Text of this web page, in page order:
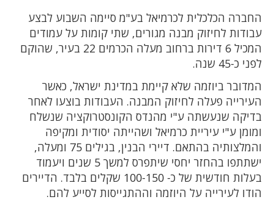
החברה הכלכלית לכרמיאל בע"מ סיימה השבוע לבצע
עבודות לחיזוק מבנה מגורים, שתי קומות על עמודים
המכיל 6 דירות ברחוב מעלה הכרמים 22 בעיר, שהוקם
לפני כ-45 שנה.
המדובר ביוזמה שלא קיימת במדינת ישראל, כאשר
העירייה פעלה לחיזוק המבנה. העבודות בוצעו לאחר
בדיקה שנעשתה ע"י מהנדס הקונסטרוקציה שנשלח
ומומן ע"י עיריית כרמיאל ושהייתה יסודית ומקיפה
והמלצותיה בהתאם. דיירי הבנין, בגילים 75 ומעלה,
ישתתפו בהחזר יחסי שיתפרס למשך 5 שנים ויעמוד
בעלות חודשית של כ- 100-150 שקלים בלבד. הדיירים
הודו לעירייה על היוזמה וההתגייסות לסייע להם.